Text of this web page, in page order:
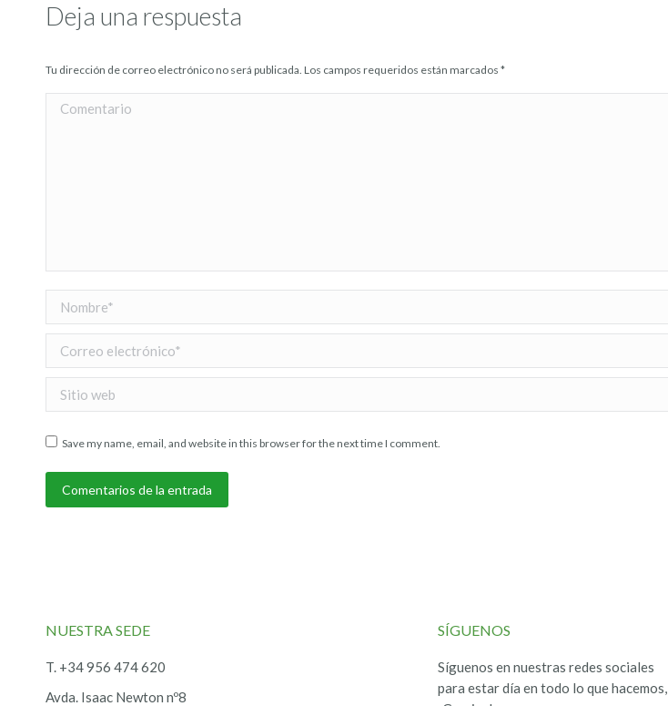
Deja una respuesta
Tu dirección de correo electrónico no será publicada. Los campos requeridos están marcados *
Comentario
Nombre *
Correo electrónico *
Sitio web
Save my name, email, and website in this browser for the next time I comment.
Comentarios de la entrada
NUESTRA SEDE
T. +34 956 474 620
Avda. Isaac Newton nº8
SÍGUENOS
Síguenos en nuestras redes sociales
para estar día en todo lo que hacemos,